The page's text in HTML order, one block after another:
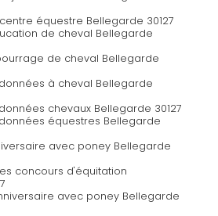
équestre Bellegarde 30127
de cheval Bellegarde
de cheval Bellegarde
à cheval Bellegarde
chevaux Bellegarde 30127
équestres Bellegarde
avec poney Bellegarde
concours d'équitation
avec poney Bellegarde